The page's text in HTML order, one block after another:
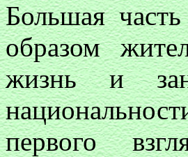
Большая
образом
жизнь и
первого